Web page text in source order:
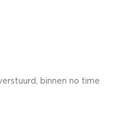
binnen no time